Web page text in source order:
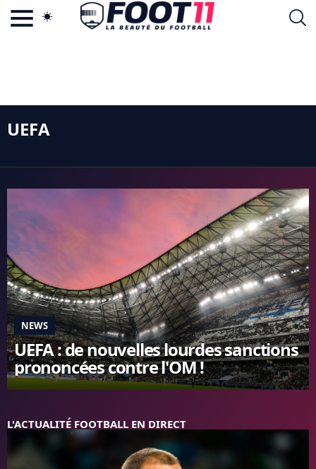
LA CHARTE
VIE PRIVÉE
CGU
MERCATO
CDM 2026
EDF
PSG
LIGUE 1
REAL MADRID
FC BARCELONE
MANCHESTER UNITED
CHELSEA
ARSENAL
L'AVIS DE LA RÉDAC'
UEFA
NEWS
UEFA : de nouvelles lourdes sanctions
prononcées contre l'OM !
L'ACTUALITÉ FOOTBALL EN DIRECT